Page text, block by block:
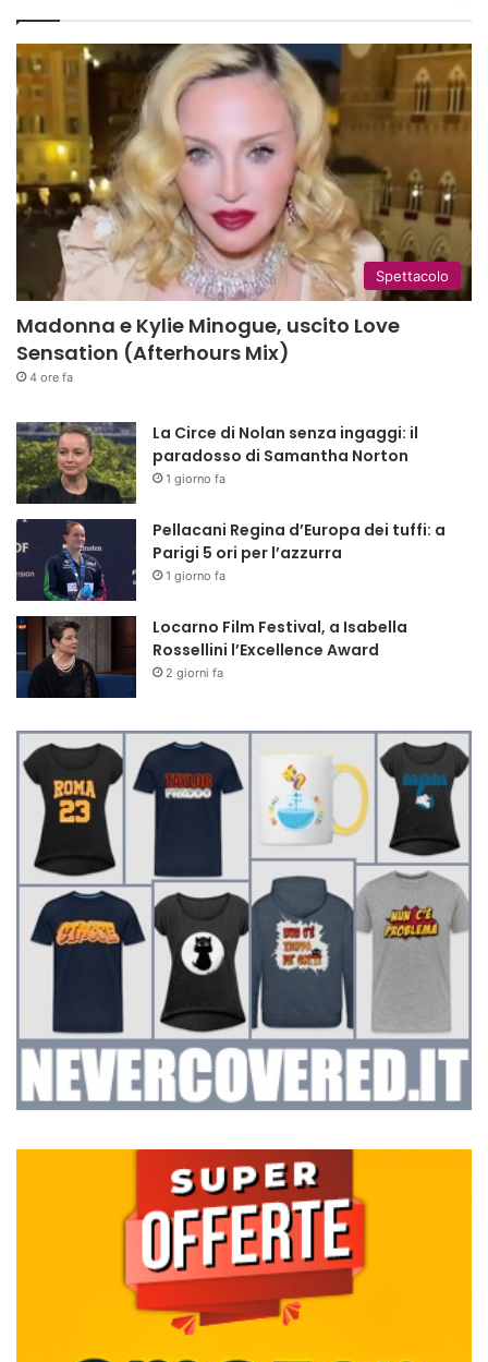
Spettacolo
Madonna e Kylie Minogue, uscito Love
Sensation (Afterhours Mix)
4 ore fa
La Circe di Nolan senza ingaggi: il
paradosso di Samantha Norton
1 giorno fa
Pellacani Regina d’Europa dei tuffi: a
Parigi 5 ori per l’azzurra
1 giorno fa
Locarno Film Festival, a Isabella
Rossellini l’Excellence Award
2 giorni fa